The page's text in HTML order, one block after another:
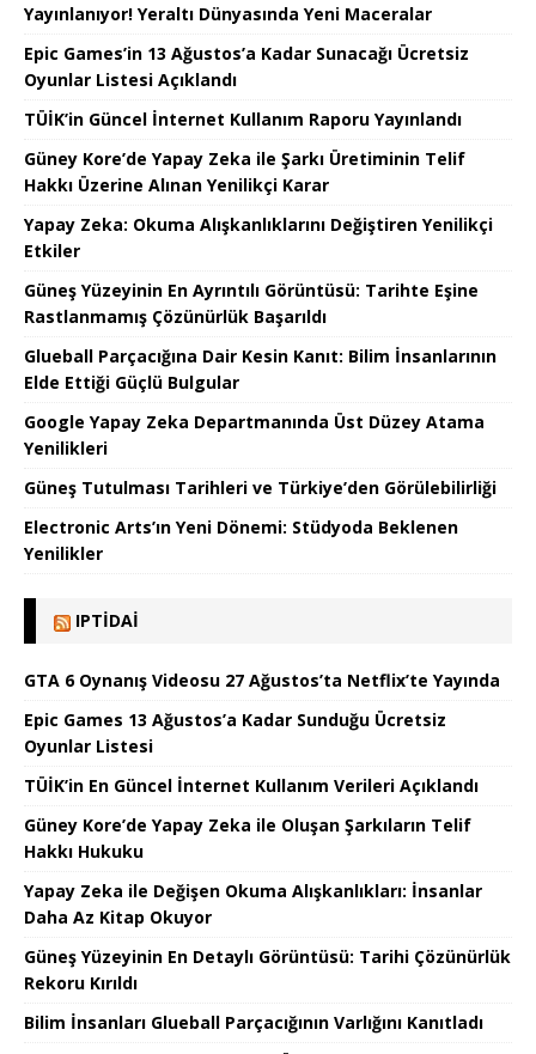
Yayınlanıyor! Yeraltı Dünyasında Yeni Maceralar
Epic Games’in 13 Ağustos’a Kadar Sunacağı Ücretsiz
Oyunlar Listesi Açıklandı
TÜİK’in Güncel İnternet Kullanım Raporu Yayınlandı
Güney Kore’de Yapay Zeka ile Şarkı Üretiminin Telif
Hakkı Üzerine Alınan Yenilikçi Karar
Yapay Zeka: Okuma Alışkanlıklarını Değiştiren Yenilikçi
Etkiler
Güneş Yüzeyinin En Ayrıntılı Görüntüsü: Tarihte Eşine
Rastlanmamış Çözünürlük Başarıldı
Glueball Parçacığına Dair Kesin Kanıt: Bilim İnsanlarının
Elde Ettiği Güçlü Bulgular
Google Yapay Zeka Departmanında Üst Düzey Atama
Yenilikleri
Güneş Tutulması Tarihleri ve Türkiye’den Görülebilirliği
Electronic Arts’ın Yeni Dönemi: Stüdyoda Beklenen
Yenilikler
IPTIDAI
GTA 6 Oynanış Videosu 27 Ağustos’ta Netflix’te Yayında
Epic Games 13 Ağustos’a Kadar Sunduğu Ücretsiz
Oyunlar Listesi
TÜİK’in En Güncel İnternet Kullanım Verileri Açıklandı
Güney Kore’de Yapay Zeka ile Oluşan Şarkıların Telif
Hakkı Hukuku
Yapay Zeka ile Değişen Okuma Alışkanlıkları: İnsanlar
Daha Az Kitap Okuyor
Güneş Yüzeyinin En Detaylı Görüntüsü: Tarihi Çözünürlük
Rekoru Kırıldı
Bilim İnsanları Glueball Parçacığının Varlığını Kanıtladı